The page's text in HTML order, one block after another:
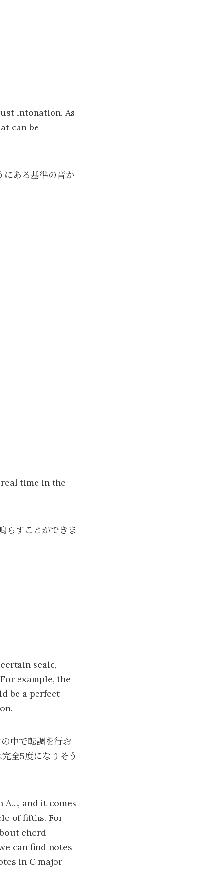
Intonation. As
can be
にある基準の音か
time in the
らすことができま
scale,
example, the
be a perfect
中で転調を行お
全5度になりそう
A…, and it comes
of fifths. For
chord
can find notes
in C major